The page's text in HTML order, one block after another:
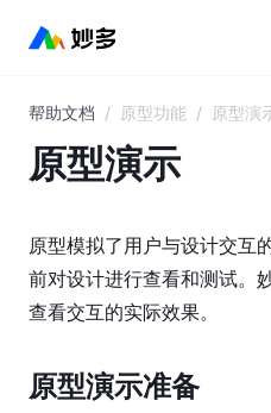
目
录
多
AI
界
概
览
帮助文档 / 原型功能 / 原型演
原型演示
原型模拟了用户与设计交互
前对设计进行查看和测试。
查看交互的实际效果。
原型演示准备